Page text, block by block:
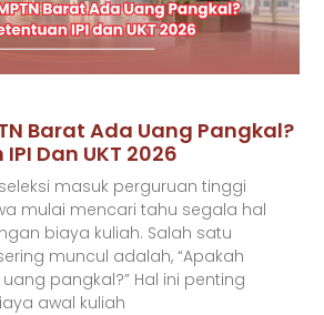
Barat Ada Uang Pangkal?
Dan UKT 2026
masuk perguruan tinggi
mulai mencari tahu segala hal
biaya kuliah. Salah satu
muncul adalah, “Apakah
uang pangkal?” Hal ini penting
awal kuliah